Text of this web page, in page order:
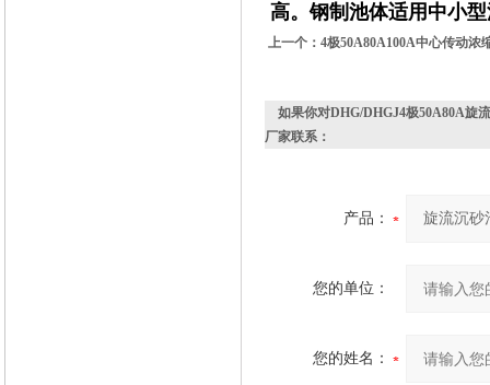
高。钢制池体适用中小
上一个： 4极50A80A100A中心传动浓
如果你对DHG/DHGJ4极50A80A旋
厂家联系：
产品：
您的单位：
您的姓名：